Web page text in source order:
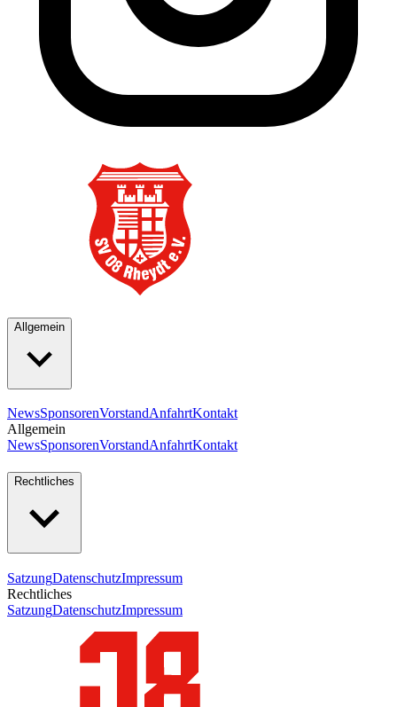
Allgemein
NewsSponsorenVorstandAnfahrtKontakt
Allgemein
NewsSponsorenVorstandAnfahrtKontakt
Rechtliches
SatzungDatenschutzImpressum
Rechtliches
SatzungDatenschutzImpressum